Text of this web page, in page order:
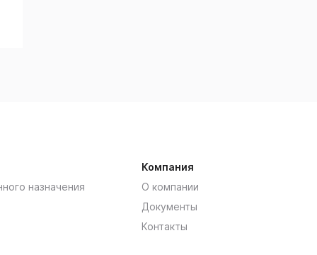
назначения
Компания
О компании
Документы
Контакты